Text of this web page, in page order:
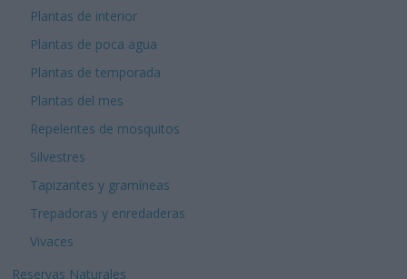
Plantas de interior
Plantas de poca agua
Plantas de temporada
Plantas del mes
Repelentes de mosquitos
Silvestres
Tapizantes y gramíneas
Trepadoras y enredaderas
Vivaces
Reservas Naturales